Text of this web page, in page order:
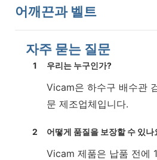
어깨끈과 벨트
자주 묻는 질문
1 우리는 누구인가?
Vicam은 하수구 배수관
문 제조업체입니다.
2 어떻게 품질을 보장할 수 있나
Vicam 제품은 납품 전에